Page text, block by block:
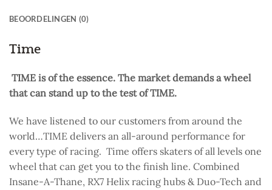
BEOORDELINGEN (0)
Time
TIME is of the essence. The market demands a wheel
that can stand up to the test of TIME.
We have listened to our customers from around the
world…TIME delivers an all-around performance for
every type of racing. Time offers skaters of all levels one
wheel that can get you to the finish line. Combined
Insane-A-Thane, RX7 Helix racing hubs & Duo-Tech and